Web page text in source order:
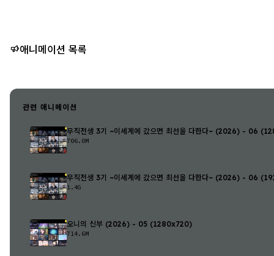
애니메이션 목록
관련 애니메이션
무직전생 3기 ~이세계에 갔으면 최선을 다한다~ (2026) - 06
706.0M
무직전생 3기 ~이세계에 갔으면 최선을 다한다~ (2026) - 06
1.4G
오니의 신부 (2026) - 05 (1280x720)
714.6M